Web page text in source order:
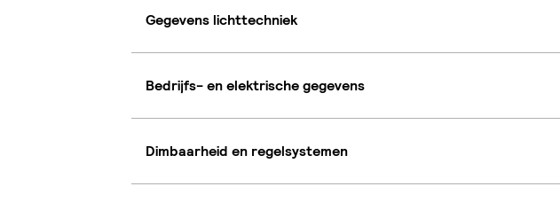
Gegevens lichttechniek
Bedrijfs- en elektrische gegevens
Dimbaarheid en regelsystemen